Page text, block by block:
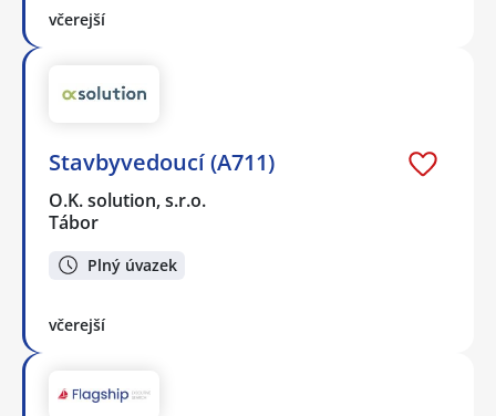
včerejší
Stavbyvedoucí (A711)
O.K. solution, s.r.o.
Tábor
Plný úvazek
včerejší